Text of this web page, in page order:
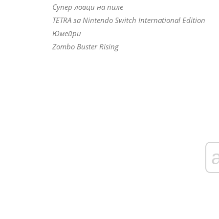
Супер ловци на пиле
TETRA за Nintendo Switch International Edition
Юмейри
Zombo Buster Rising